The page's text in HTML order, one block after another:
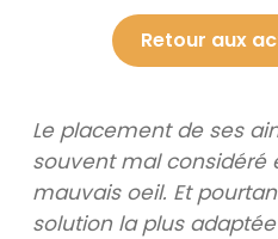
Retour aux
Le placement de ses
souvent mal considéré
mauvais oeil. Et
solution la plus